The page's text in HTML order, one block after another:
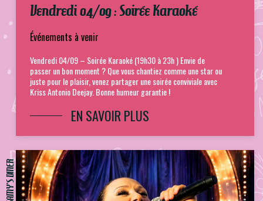
Vendredi 04/09 : Soirée Karaoké
Événements à venir
Vendredi 04/09 – Soirée Karaoké (19h30 à 23h ) Envie de
passer un bon moment ? Que vous chantiez comme une star ou
juste pour le plaisir, venez partager une soirée conviviale avec
Kriss Antonio Deejay. Bonne humeur garantie !
EN SAVOIR PLUS
SAMY'S DINER